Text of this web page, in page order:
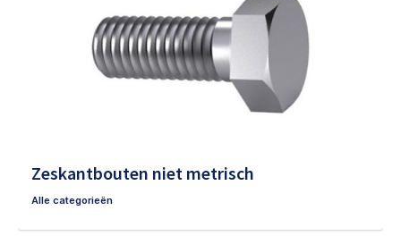
Zeskantbouten niet metrisch
Alle categorieën